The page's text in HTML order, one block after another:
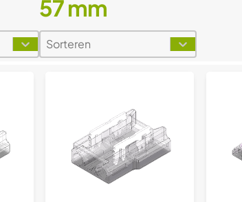
57 mm
Sorteren
Sort content
Sort content